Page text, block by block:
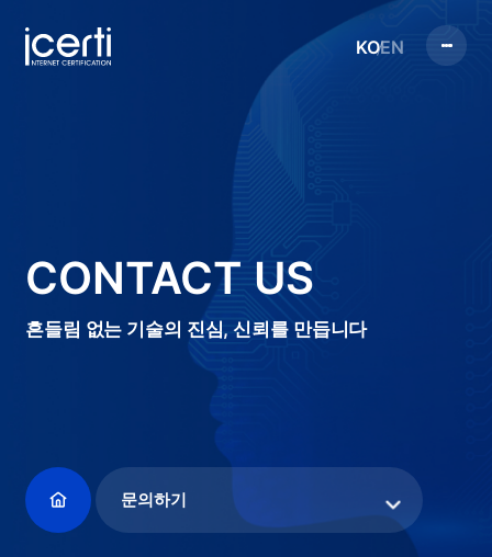
KOEN
CONTACT US
흔들림 없는 기술의 진심, 신뢰를 만듭니다
문의하기